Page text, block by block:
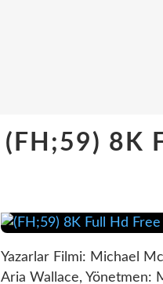
(FH;59) 8K
Yazarlar Filmi: Michael
Aria Wallace, Yönetmen: